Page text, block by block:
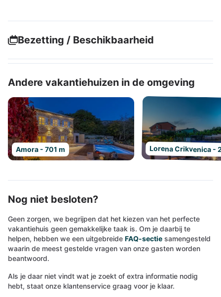
Bezetting / Beschikbaarheid
Andere vakantiehuizen in de omgeving
Amora - 701 m Lorena Crikvenica -
Nog niet besloten?
Geen zorgen, we begrijpen dat het kiezen van het perfecte
vakantiehuis geen gemakkelijke taak is. Om je daarbij te
helpen, hebben we een uitgebreide FAQ-sectie samengesteld
waarin de meest gestelde vragen van onze gasten worden
beantwoord.
Als je daar niet vindt wat je zoekt of extra informatie nodig
hebt, staat onze klantenservice graag voor je klaar.